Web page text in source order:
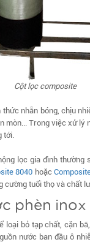
Cột lọc composite
nhẵn bóng, chịu
mòn... Trong việc xử lý
tới.
lọc gia đình thường
8040 hoặc
cường tuổi thọ và chất
phèn inox
loại bỏ tạp chất, cặn
nước ban đầu ô